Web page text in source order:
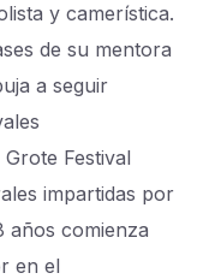
y camerística.
de su mentora
a seguir
Festival
impartidas por
años comienza
en el